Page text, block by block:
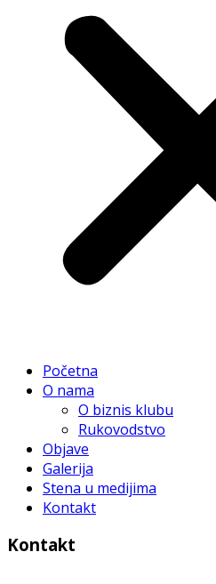
Početna
O nama
O biznis klubu
Rukovodstvo
Objave
Galerija
Stena u medijima
Kontakt
Kontakt